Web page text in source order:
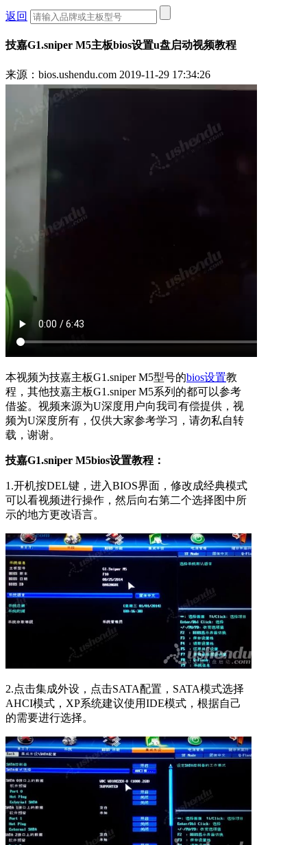
返回
技嘉G1.sniper M5主板bios设置u盘启动视频教程
来源：bios.ushendu.com 2019-11-29 17:34:26
本视频为技嘉主板G1.sniper M5型号的bios设置教
程，其他技嘉主板G1.sniper M5系列的都可以参考
借鉴。视频来源为U深度用户向我司有偿提供，视
频为U深度所有，仅供大家参考学习，请勿私自转
载，谢谢。
技嘉G1.sniper M5bios设置教程：
1.开机按DEL键，进入BIOS界面，修改成经典模式
可以看视频进行操作，然后向右第二个选择图中所
示的地方更改语言。
2.点击集成外设，点击SATA配置，SATA模式选择
AHCI模式，XP系统建议使用IDE模式，根据自己
的需要进行选择。